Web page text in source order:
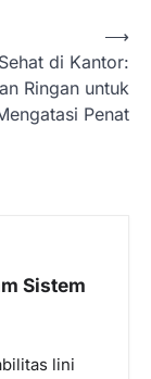
di Kantor:
Ringan untuk
Penat
⟶
Sistem
lini